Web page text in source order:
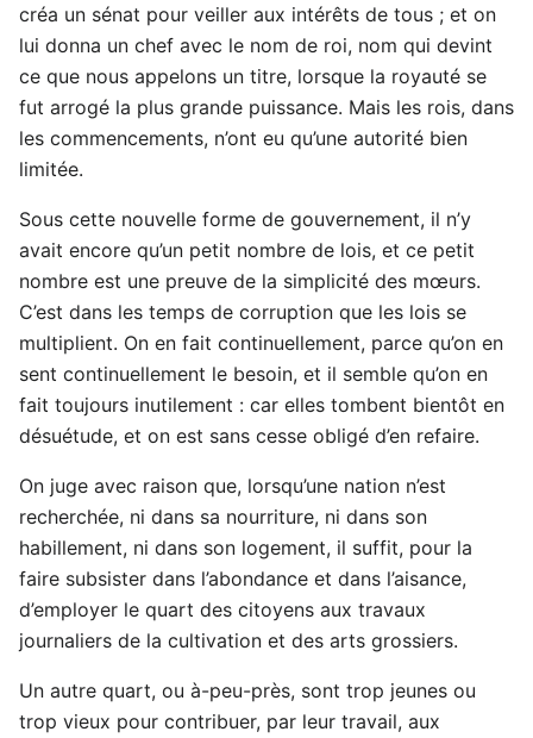
créa un sénat pour veiller aux intérêts de tous ; et on
lui donna un chef avec le nom de roi, nom qui devint
ce que nous appelons un titre, lorsque la royauté se
fut arrogé la plus grande puissance. Mais les rois, dans
les commencements, n’ont eu qu’une autorité bien
limitée.
Sous cette nouvelle forme de gouvernement, il n’y
avait encore qu’un petit nombre de lois, et ce petit
nombre est une preuve de la simplicité des mœurs.
C’est dans les temps de corruption que les lois se
multiplient. On en fait continuellement, parce qu’on en
sent continuellement le besoin, et il semble qu’on en
fait toujours inutilement : car elles tombent bientôt en
désuétude, et on est sans cesse obligé d’en refaire.
On juge avec raison que, lorsqu’une nation n’est
recherchée, ni dans sa nourriture, ni dans son
habillement, ni dans son logement, il suffit, pour la
faire subsister dans l’abondance et dans l’aisance,
d’employer le quart des citoyens aux travaux
journaliers de la cultivation et des arts grossiers.
Un autre quart, ou à-peu-près, sont trop jeunes ou
trop vieux pour contribuer, par leur travail, aux